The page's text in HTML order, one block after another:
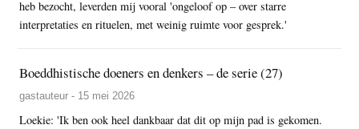
heb bezocht, leverden mij vooral 'ongeloof op – over starre
interpretaties en rituelen, met weinig ruimte voor gesprek.'
Boeddhistische doeners en denkers – de serie (27)
gastauteur - 15 mei 2026
Loekie: 'Ik ben ook heel dankbaar dat dit op mijn pad is gekomen.